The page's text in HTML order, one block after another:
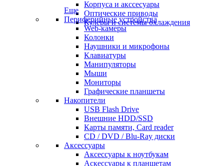
Корпуса и акссесуары
Оптические приводы
Кулеры и системы охлаждения
Еще
Периферийные устройства
Web-камеры
Колонки
Наушники и микрофоны
Клавиатуры
Манипуляторы
Мыши
Мониторы
Графические планшеты
Накопители
USB Flash Drive
Внешние HDD/SSD
Карты памяти, Card reader
CD / DVD / Blu-Ray диски
Аксессуары
Аксессуары к ноутбукам
Аскессуары к планшетам